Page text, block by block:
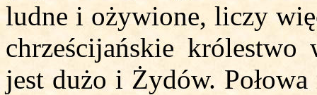
ludne i ożywione, liczy
chrześcijańskie
jest dużo i Żydów.